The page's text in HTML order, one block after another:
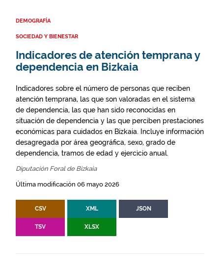
DEMOGRAFÍA
SOCIEDAD Y BIENESTAR
Indicadores de atención temprana y
dependencia en Bizkaia
Indicadores sobre el número de personas que reciben
atención temprana, las que son valoradas en el sistema
de dependencia, las que han sido reconocidas en
situación de dependencia y las que perciben prestaciones
económicas para cuidados en Bizkaia. Incluye información
desagregada por área geográfica, sexo, grado de
dependencia, tramos de edad y ejercicio anual.
Diputación Foral de Bizkaia
Última modificación 06 mayo 2026
CSV XML JSON
TSV XLSX